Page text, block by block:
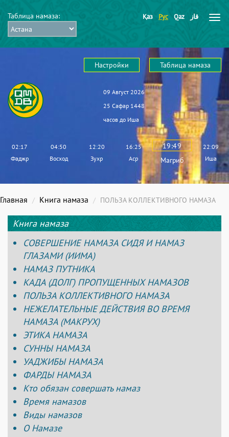
Таблица намаза: Қаз Рус Qaz قاز
Настройки Таблица намаза
09 Август 2026
25 Сафар 1448
часов до Иша
02:17
Фаджр
04:50
Восход
12:20
Зухр
16:25
Аср
19:49
Магриб
22:09
Иша
Главная Книга намаза ПОЛЬЗА КОЛЛЕКТИВНОГО НАМАЗА
Книга намаза
СОВЕРШЕНИЕ НАМАЗА СИДЯ И НАМАЗ
ГЛАЗАМИ (ИИМА)
НАМАЗ ПУТНИКА
КАДА (ДОЛГ) ПРОПУЩЕННЫХ НАМАЗОВ
ПОЛЬЗА КОЛЛЕКТИВНОГО НАМАЗА
НЕЖЕЛАТЕЛЬНЫЕ ДЕЙСТВИЯ ВО ВРЕМЯ
НАМАЗА (МАКРУХ)
ЭТИКА НАМАЗА
СУННЫ НАМАЗА
УАДЖИБЫ НАМАЗА
ФАРДЫ НАМАЗА
Кто обязан совершать намаз
Время намазов
Виды намазов
О Намазе